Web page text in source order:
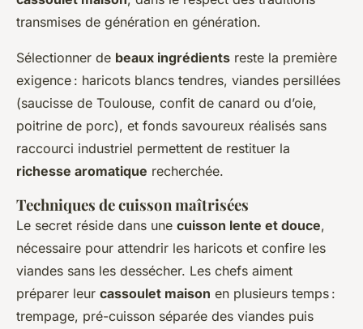
transmises de génération en génération.
Sélectionner de beaux ingrédients reste la première
exigence : haricots blancs tendres, viandes persillées
(saucisse de Toulouse, confit de canard ou d’oie,
poitrine de porc), et fonds savoureux réalisés sans
raccourci industriel permettent de restituer la
richesse aromatique recherchée.
Techniques de cuisson maîtrisées
Le secret réside dans une cuisson lente et douce,
nécessaire pour attendrir les haricots et confire les
viandes sans les dessécher. Les chefs aiment
préparer leur cassoulet maison en plusieurs temps :
trempage, pré-cuisson séparée des viandes puis